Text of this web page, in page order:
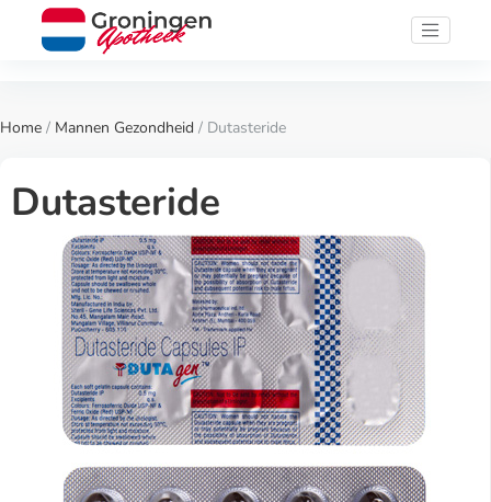
Home / Mannen Gezondheid / Dutasteride
Dutasteride